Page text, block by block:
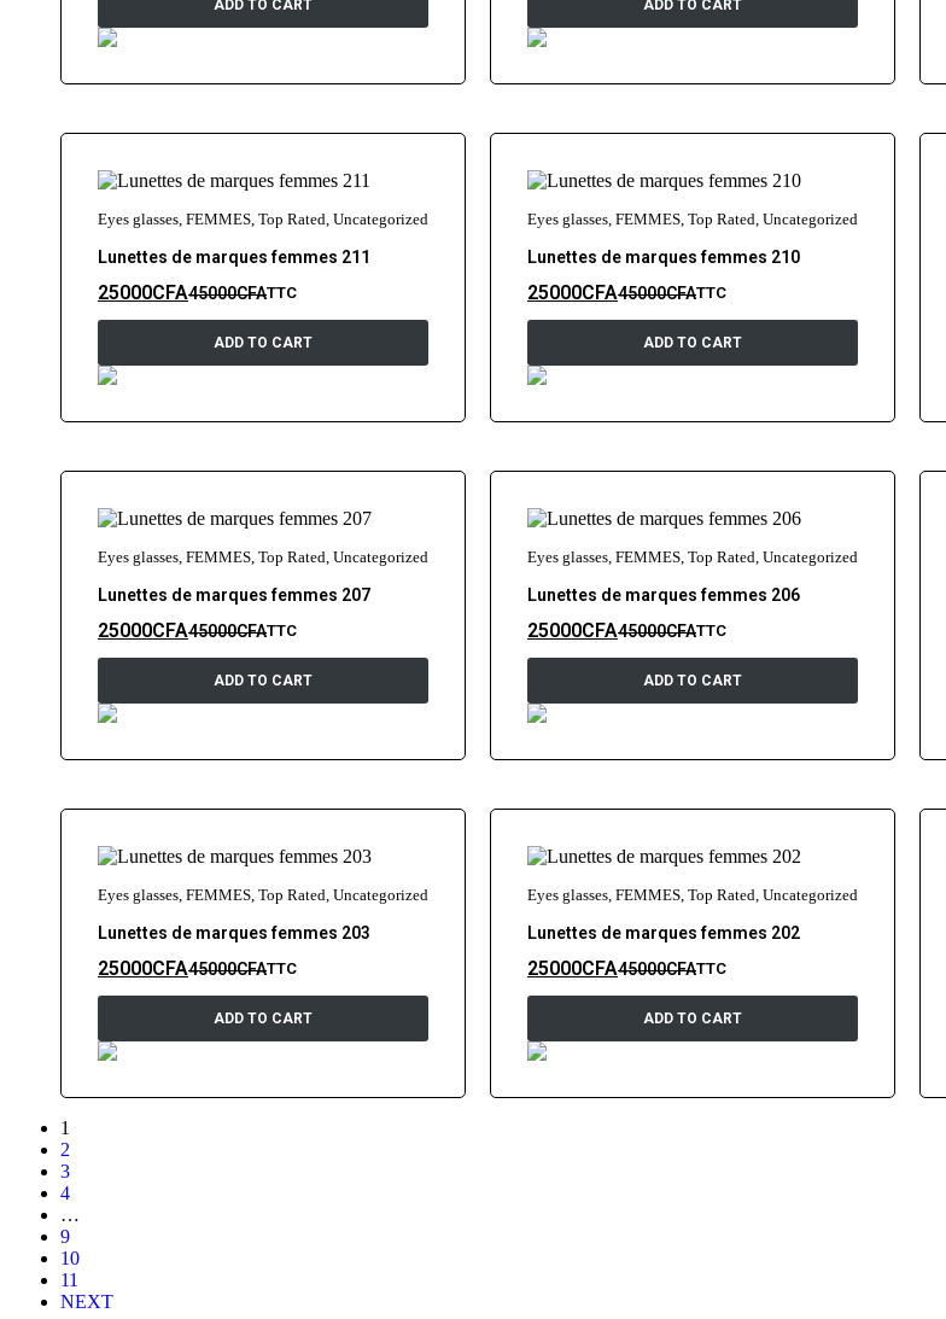
ADD TO CART ADD TO CART
Eyes glasses, FEMMES, Top Rated, Uncategorized
Lunettes de marques femmes 211
45000CFA
25000CFA TTC
ADD TO CART
Eyes glasses, FEMMES, Top Rated, Uncategorized
Lunettes de marques femmes 210
45000CFA
25000CFA TTC
ADD TO CART
Eyes glasses, FEMMES, Top Rated, Uncategorized
Lunettes de marques femmes 207
45000CFA
25000CFA TTC
ADD TO CART
Eyes glasses, FEMMES, Top Rated, Uncategorized
Lunettes de marques femmes 206
45000CFA
25000CFA TTC
ADD TO CART
Eyes glasses, FEMMES, Top Rated, Uncategorized
Lunettes de marques femmes 203
45000CFA
25000CFA TTC
ADD TO CART
Eyes glasses, FEMMES, Top Rated, Uncategorized
Lunettes de marques femmes 202
45000CFA
25000CFA TTC
ADD TO CART
1
2
3
4
…
9
10
11
NEXT